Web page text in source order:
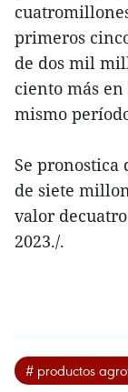
primeros
de dos mil
ciento más
mismo
Se
de siete
valor
2023./.
# productos